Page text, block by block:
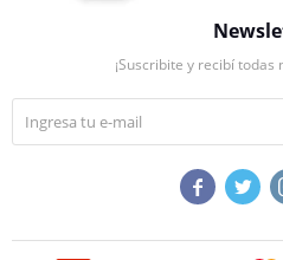
¡Suscribite y recibí todas
 